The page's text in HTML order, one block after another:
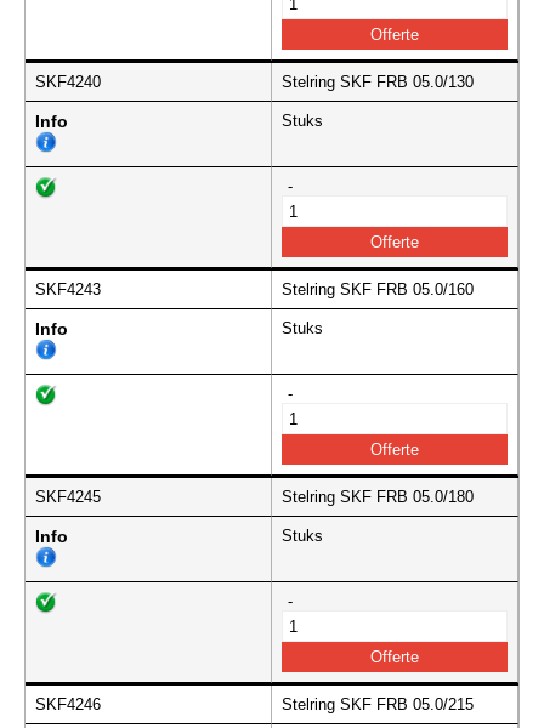
SKF4240 Stelring SKF FRB 05.0/130
Info Stuks
-
SKF4243 Stelring SKF FRB 05.0/160
Info Stuks
-
SKF4245 Stelring SKF FRB 05.0/180
Info Stuks
-
SKF4246 Stelring SKF FRB 05.0/215